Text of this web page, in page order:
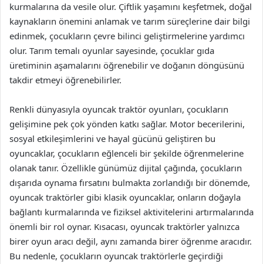
kurmalarına da vesile olur. Çiftlik yaşamını keşfetmek, doğal
kaynakların önemini anlamak ve tarım süreçlerine dair bilgi
edinmek, çocukların çevre bilinci geliştirmelerine yardımcı
olur. Tarım temalı oyunlar sayesinde, çocuklar gıda
üretiminin aşamalarını öğrenebilir ve doğanın döngüsünü
takdir etmeyi öğrenebilirler.
Renkli dünyasıyla oyuncak traktör oyunları, çocukların
gelişimine pek çok yönden katkı sağlar. Motor becerilerini,
sosyal etkileşimlerini ve hayal gücünü geliştiren bu
oyuncaklar, çocukların eğlenceli bir şekilde öğrenmelerine
olanak tanır. Özellikle günümüz dijital çağında, çocukların
dışarıda oynama fırsatını bulmakta zorlandığı bir dönemde,
oyuncak traktörler gibi klasik oyuncaklar, onların doğayla
bağlantı kurmalarında ve fiziksel aktivitelerini artırmalarında
önemli bir rol oynar. Kısacası, oyuncak traktörler yalnızca
birer oyun aracı değil, aynı zamanda birer öğrenme aracıdır.
Bu nedenle, çocukların oyuncak traktörlerle geçirdiği